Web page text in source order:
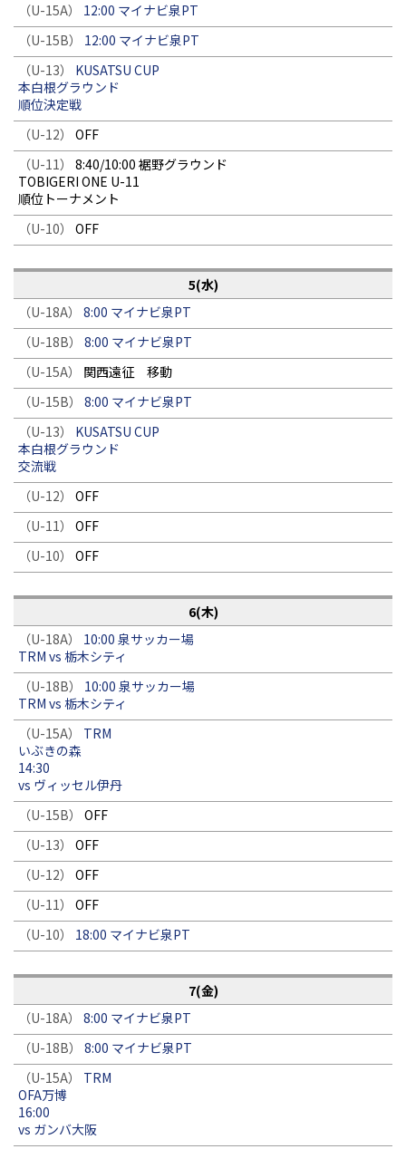
（U-15A）
12:00 マイナビ泉PT
（U-15B）
12:00 マイナビ泉PT
（U-13）
KUSATSU CUP
本白根グラウンド
順位決定戦
（U-12）
OFF
（U-11）
8:40/10:00 裾野グラウンド
TOBIGERI ONE U-11
順位トーナメント
（U-10）
OFF
5(水)
（U-18A）
8:00 マイナビ泉PT
（U-18B）
8:00 マイナビ泉PT
（U-15A）
関西遠征 移動
（U-15B）
8:00 マイナビ泉PT
（U-13）
KUSATSU CUP
本白根グラウンド
交流戦
（U-12）
OFF
（U-11）
OFF
（U-10）
OFF
6(木)
（U-18A）
10:00 泉サッカー場
TRM vs 栃木シティ
（U-18B）
10:00 泉サッカー場
TRM vs 栃木シティ
（U-15A）
TRM
いぶきの森
14:30
vs ヴィッセル伊丹
（U-15B）
OFF
（U-13）
OFF
（U-12）
OFF
（U-11）
OFF
（U-10）
18:00 マイナビ泉PT
7(金)
（U-18A）
8:00 マイナビ泉PT
（U-18B）
8:00 マイナビ泉PT
（U-15A）
TRM
OFA万博
16:00
vs ガンバ大阪